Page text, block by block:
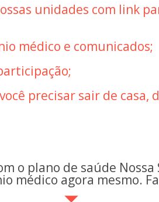
unidades com link
médico e comunicados;
;
precisar sair de casa,
o plano de saúde Nossa
médico agora mesmo.